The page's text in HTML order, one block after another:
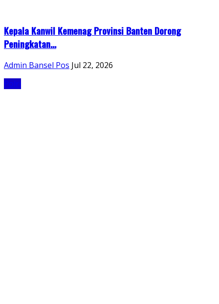
Kepala Kanwil Kemenag Provinsi Banten Dorong
Peningkatan...
Admin Bansel Pos Jul 22, 2026
Polri